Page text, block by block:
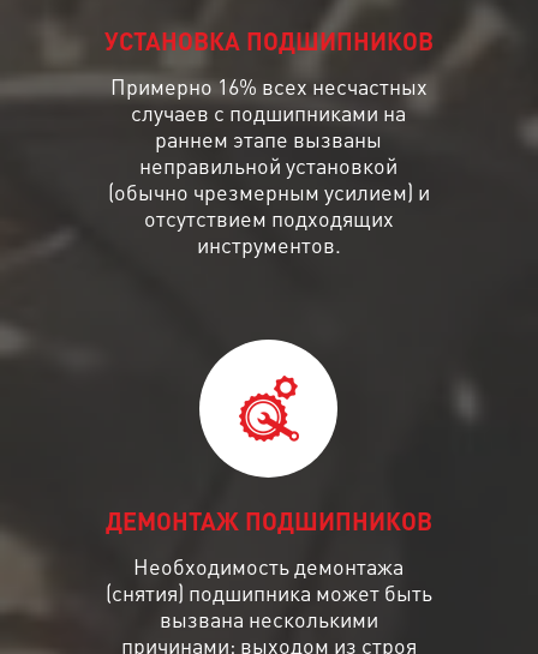
УСТАНОВКА ПОДШИПНИКОВ
Примерно 16% всех несчастных
случаев с подшипниками на
раннем этапе вызваны
неправильной установкой
(обычно чрезмерным усилием) и
отсутствием подходящих
инструментов.
ДЕМОНТАЖ ПОДШИПНИКОВ
Необходимость демонтажа
(снятия) подшипника может быть
вызвана несколькими
причинами: выходом из строя